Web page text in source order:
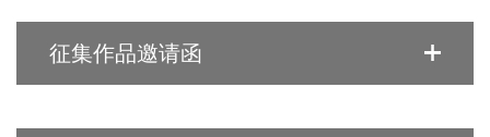
征集作品邀请函